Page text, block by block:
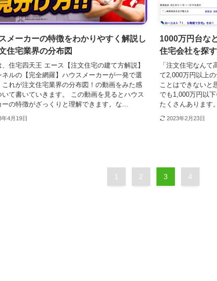
メーカーの特徴をわかりやすく解説し
住宅業界の分布図
、住宅四天王 エース【注文住宅の建て方解説】
ネルの【完全網羅】ハウスメーカーが一発で選
これが注文住宅業界の分布図！の動画をみた感
いて書いていきます。 この動画を見るとハウス
ーの特徴がざっくりと理解できます。な...
年4月19日
1000万円台な
住宅会社を探
「注文住宅なん
て2,000万円以上
ことはできないと
でも1,000万円以
たくさんあります
2023年2月23日
1 2 3 4